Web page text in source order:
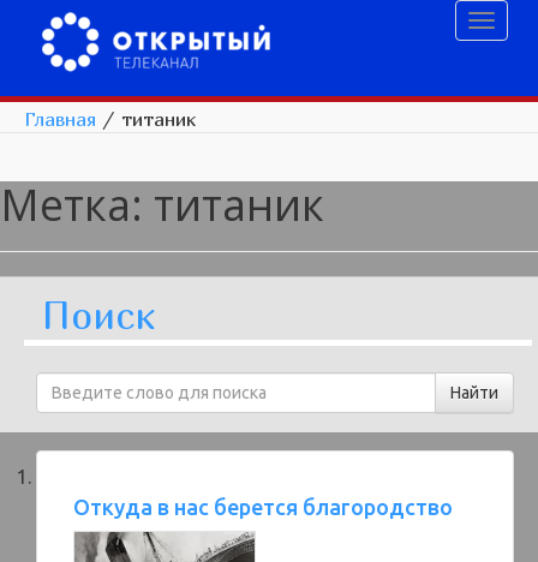
Главная / титаник
Метка: титаник
Поиск
Откуда в нас берется благородство